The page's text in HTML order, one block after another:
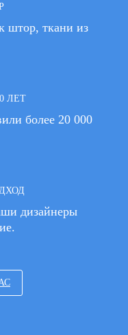
штор, ткани из
ЛЕТ
более 20 000
дизайнеры